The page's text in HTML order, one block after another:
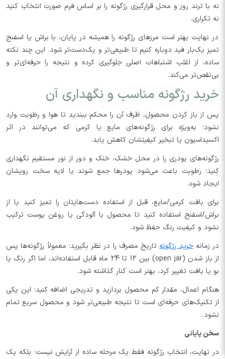
نه با ترند روز و محل قرارگیری رژگونه را بر اساس فرم صورت انتخاب کنید
نه تکراری.
در نهایت بهتر است مرزهای رژگونه را همیشه در پایان، با براش یا اسفنج
تمیز یک‌بار فید دوباره کنیم تا طبیعی‌تر و یک‌دست‌تر شود. این چند نکته
ساده، از اغلب اشتباهات اصلی جلوگیری کرده و نتیجه را حرفه‌ای‌تر و
بی‌نقص‌تر می‌کند.
خرید رژگونه مناسب و نگهداری آن
پس از باز کردن محصول، ظرف آن را محکم ببندید تا هوا و رطوبت وارد
نشود؛ به‌ویژه برای رژگونه‌های مایع یا کرمی که می‌توانند در اثر
اکسیداسیون یا تبخیر کیفیتشان کاهش یابد.
رژگونه‌های پودری را در محل خشک، خنک و دور از نور مستقیم نگهداری
کنید؛ رطوبت باعث می‌شود پودرها جمع شوند یا لایه سخت رویشان
ایجاد شود.
برای بافت کرمی/مایع، قبل از استفاده دست‌هایتان را تمیز کنید یا از
براش/اسفنج استفاده کنید تا محصول با آلودگی یا روغن پوست ترکیب
نشود و کیفیت رنگ حفظ شود.
در زمانهخرید رژگونهتاریخ مصرف را در نظر بگیرید؛ معمولاً رژگونه‌ها پس
از باز شدن (open jar) بین 12 تا 24 ماه قابل استفاده‌اند، اما اگر رنگ یا
بو یا بافت تغییر کرد، بهتر است کنار گذاشته شود.
هنگام اعمال، مقدار کم محصول بردارید و تدریجی اضافه کنید؛ این یکی
از تکنیک‌های حرفه‌ای است تا نتیجه طبیعی‌تر شود و محصول سریع تمام
نشود.
سخن پایانی
در نهایت، انتخاب رژگونه فقط یک مرحله ساده از آرایش نیست؛ بلکه یک